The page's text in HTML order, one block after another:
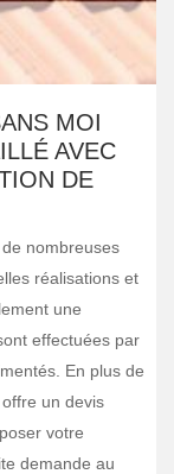
MOI
AVEC
DE
nombreuses
réalisations et
une
effectuées par
En plus de
un devis
votre
demande au